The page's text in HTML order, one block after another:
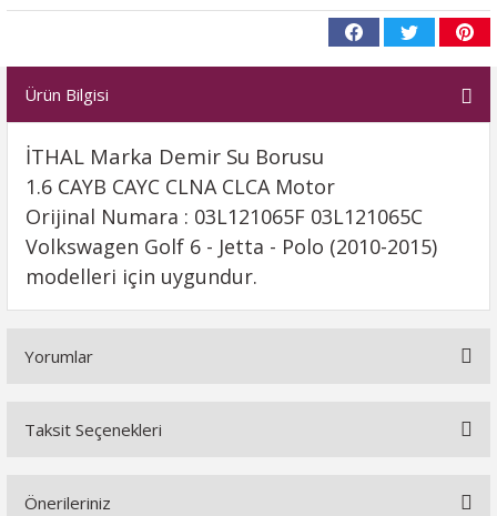
Ürün Bilgisi
İTHAL Marka Demir Su Borusu
1.6 CAYB CAYC CLNA CLCA Motor
Orijinal Numara : 03L121065F 03L121065C
Volkswagen Golf 6 - Jetta - Polo (2010-2015)
modelleri için uygundur.
Yorumlar
Taksit Seçenekleri
Önerileriniz